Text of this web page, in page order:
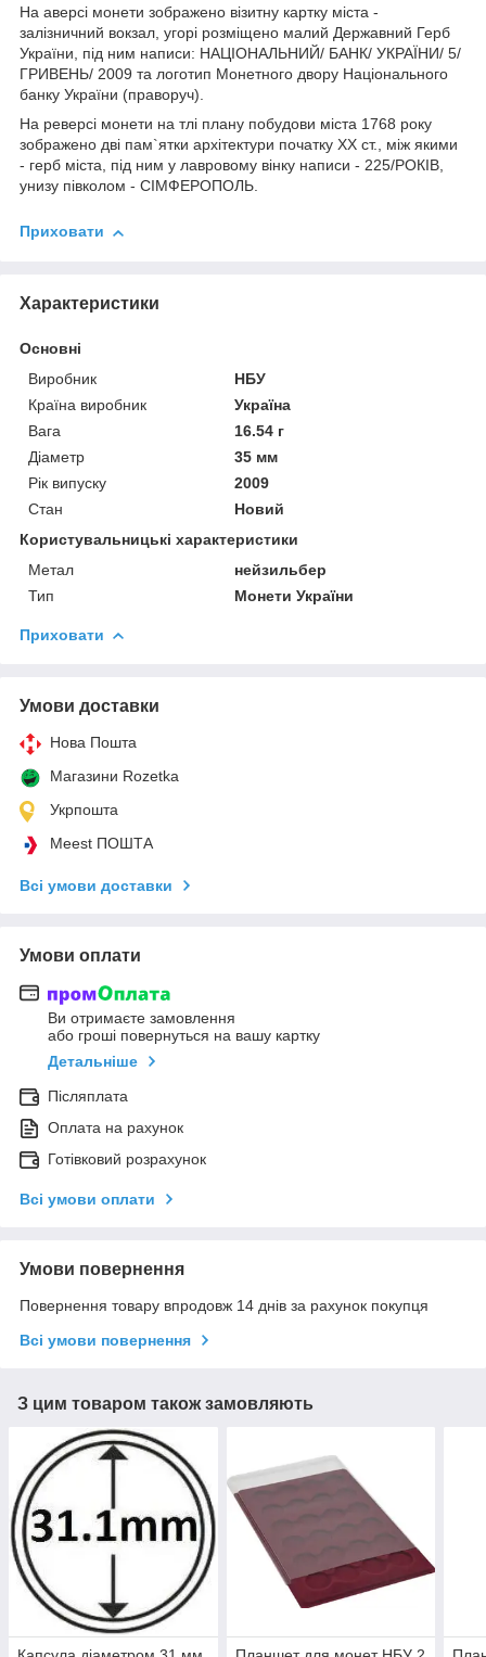
На аверсі монети зображено візитну картку міста -
залізничний вокзал, угорі розміщено малий Державний Герб
України, під ним написи: НАЦІОНАЛЬНИЙ/ БАНК/ УКРАЇНИ/ 5/
ГРИВЕНЬ/ 2009 та логотип Монетного двору Національного
банку України (праворуч).
На реверсі монети на тлі плану побудови міста 1768 року
зображено дві пам`ятки архітектури початку ХХ ст., між якими
- герб міста, під ним у лавровому вінку написи - 225/РОКІВ,
унизу півколом - СІМФЕРОПОЛЬ.
Приховати
Характеристики
Основні
Виробник
НБУ
Країна виробник
Україна
Вага
16.54 г
Діаметр
35 мм
Рік випуску
2009
Стан
Новий
Користувальницькі характеристики
Метал
нейзильбер
Тип
Монети України
Приховати
Умови доставки
Нова Пошта
Магазини Rozetka
Укрпошта
Meest ПОШТА
Всі умови доставки
Умови оплати
Ви отримаєте замовлення
або гроші повернуться на вашу картку
Детальніше
Післяплата
Оплата на рахунок
Готівковий розрахунок
Всі умови оплати
Умови повернення
Повернення товару впродовж 14 днів за рахунок покупця
Всі умови повернення
З цим товаром також замовляють